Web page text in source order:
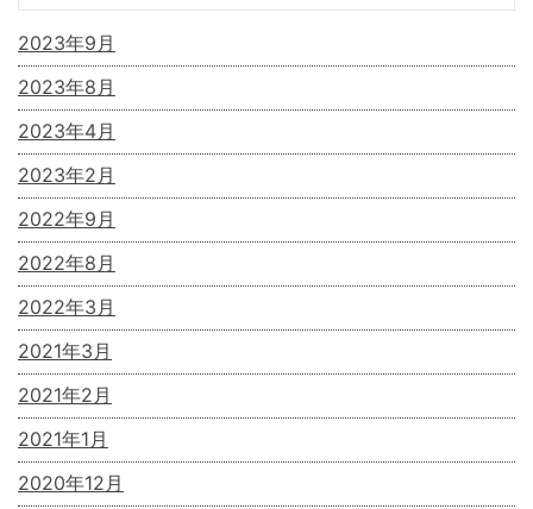
2023年9月
2023年8月
2023年4月
2023年2月
2022年9月
2022年8月
2022年3月
2021年3月
2021年2月
2021年1月
2020年12月